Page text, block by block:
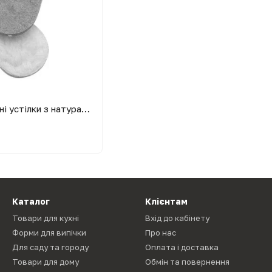
Зимові теплі 2х-слойні устілки з натуральної повстяної вовни + хутро овчини р. 36 - 47
Каталог
Товари для кухні
Форми для випічки
Для саду та городу
Товари для дому
Клієнтам
Вхід до кабінету
Про нас
Оплата і доставка
Обмін та повернення